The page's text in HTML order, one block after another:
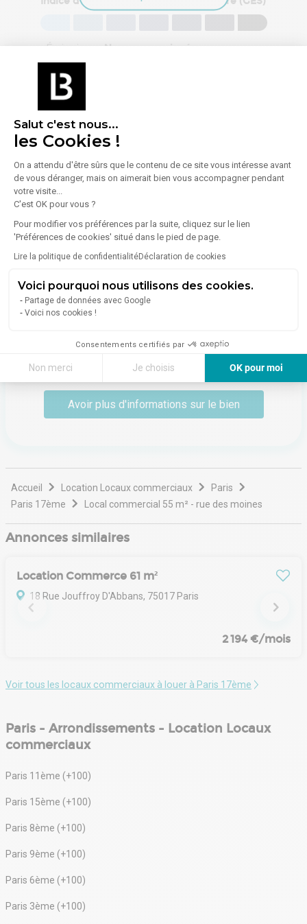
Salut c'est nous...
les Cookies !
On a attendu d'être sûrs que le contenu de ce site vous intéresse avant
de vous déranger, mais on aimerait bien vous accompagner pendant
votre visite...
C'est OK pour vous ?
Pour modifier vos préférences par la suite, cliquez sur le lien
'Préférences de cookies' situé dans le pied de page.
Lire la politique de confidentialitéDéclaration de cookies
Voici pourquoi nous utilisons des cookies.
Partage de données avec Google
Voici nos cookies !
Consentements certifiés par
Non merci Je choisis
OK pour moi
Axeptio consent
Plateforme de Gestion du Consentement : Personnalisez vos Options
Notre plateforme vous permet d'adapter et de gérer vos paramètres
Émissions :Non communiqué
À propos de l'agence
L'IMMOBILIERE BERNARD LACOSTE
9 Bis Boulevard Jules Ferry
Voir toutes les annonces de l'agence
L'IMMOBILIERE Bernard LACOSTE vous accompagne
dans votre recherche de locaux commerciaux et de
capacité de négociation sont les services qu'ils
développent.
Avoir plus d'informations sur le bien
Accueil Location Locaux commerciaux
Paris
Paris 17ème
Local commercial 55 m² - rue des moines
Annonces similaires
Location Commerce 61 m²
18 Rue Jouffroy D'Abbans, 75017 Paris
2 194 €/mois
Voir tous les locaux commerciaux à louer à Paris 17ème
Paris - Arrondissements - Location Locaux
commerciaux
Paris 11ème (+100)
Paris 15ème (+100)
Paris 8ème (+100)
Paris 9ème (+100)
Paris 6ème (+100)
Paris 3ème (+100)